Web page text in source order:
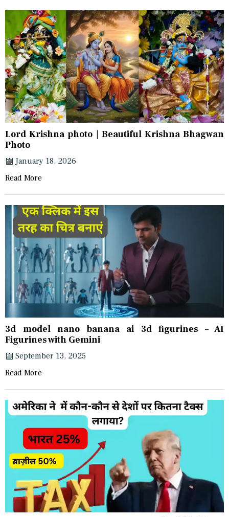
Lord Krishna photo | Beautiful Krishna Bhagwan
Photo
January 18, 2026
Read More
3d model nano banana ai 3d figurines – AI
Figurines with Gemini
September 13, 2025
Read More